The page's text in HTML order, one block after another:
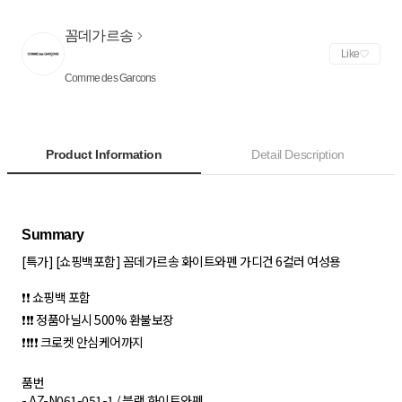
꼼데가르송
Comme des Garcons
Like
Product Information Detail Description
Summary
[특가] [쇼핑백포함] 꼼데가르송 화이트와펜 가디건 6컬러 여성용
❗❗ 쇼핑백 포함
❗❗❗ 정품아닐시 500% 환불보장
❗❗❗❗ 크로켓 안심케어까지
품번